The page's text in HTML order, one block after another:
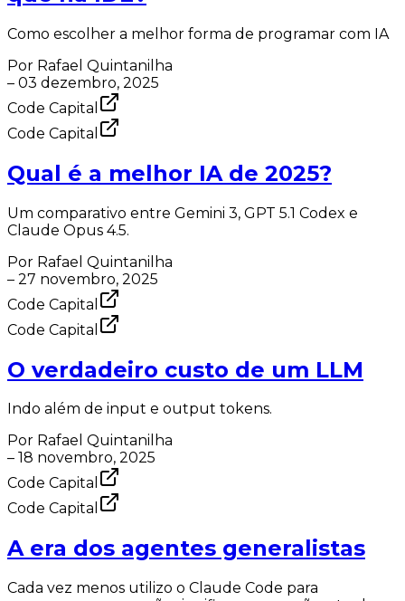
Como escolher a melhor forma de programar com IA
Por Rafael Quintanilha
– 03 dezembro, 2025
Code Capital
Code Capital
Qual é a melhor IA de 2025?
Um comparativo entre Gemini 3, GPT 5.1 Codex e
Claude Opus 4.5.
Por Rafael Quintanilha
– 27 novembro, 2025
Code Capital
Code Capital
O verdadeiro custo de um LLM
Indo além de input e output tokens.
Por Rafael Quintanilha
– 18 novembro, 2025
Code Capital
Code Capital
A era dos agentes generalistas
Cada vez menos utilizo o Claude Code para